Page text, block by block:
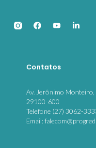
Contatos
Av. Jerônimo Monteiro,
29100-600
Telefone (27) 3062-
Email: